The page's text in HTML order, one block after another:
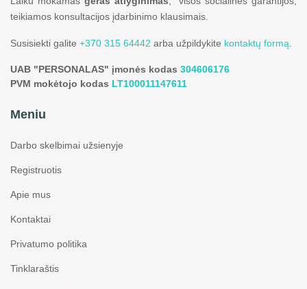
teikiamos konsultacijos įdarbinimo klausimais.
Susisiekti galite +370 315 64442 arba užpildykite kontaktų formą.
UAB "PERSONALAS" įmonės kodas 304606176
PVM mokėtojo kodas LT100011147611
Meniu
Darbo skelbimai užsienyje
Registruotis
Apie mus
Kontaktai
Privatumo politika
Tinklaraštis